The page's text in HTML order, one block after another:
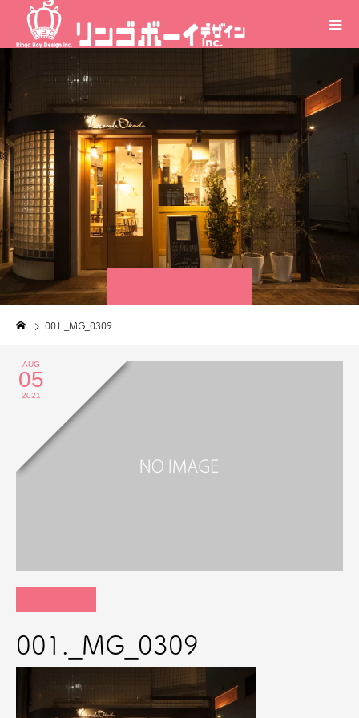
001._MG_0309
AUG
05
2021
001._MG_0309